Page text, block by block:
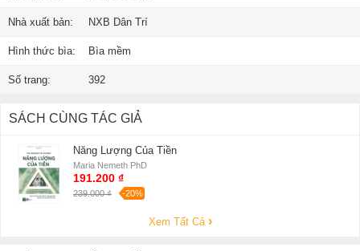
Nhà xuất bản: NXB Dân Trí
Hình thức bìa: Bìa mềm
Số trang: 392
SÁCH CÙNG TÁC GIẢ
Năng Lượng Của Tiền
Maria Nemeth PhD
191.200 ₫
239.000 ₫ -20%
Xem Tất Cả